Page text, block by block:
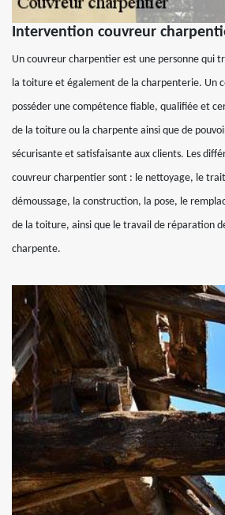
Intervention couvreur
Un couvreur charpentier est une personne qui
la toiture et également de la charpenterie. Un
posséder une compétence fiable, qualifiée et
de la toiture ou la charpente ainsi que de
sécurisante et satisfaisante aux clients. Les
couvreur charpentier sont : le nettoyage, le
démoussage, la construction, la pose, le
de la toiture, ainsi que le travail de réparation
charpente.